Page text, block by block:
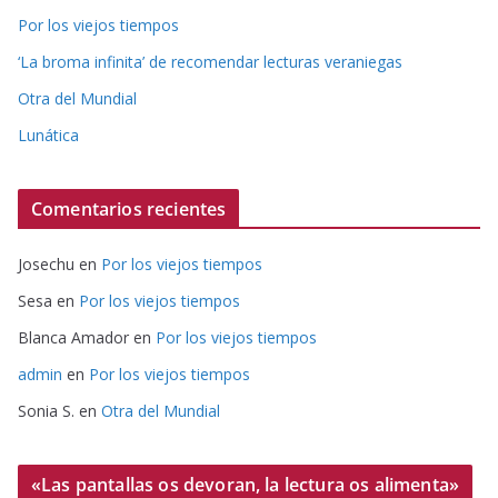
Por los viejos tiempos
‘La broma infinita’ de recomendar lecturas veraniegas
Otra del Mundial
Lunática
Comentarios recientes
Josechu en Por los viejos tiempos
Sesa en Por los viejos tiempos
Blanca Amador en Por los viejos tiempos
admin en Por los viejos tiempos
Sonia S. en Otra del Mundial
«Las pantallas os devoran, la lectura os alimenta»